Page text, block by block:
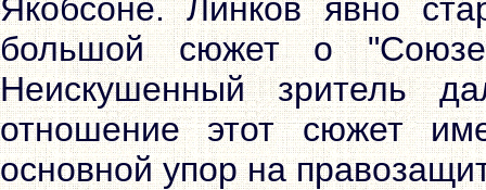
Якобсоне. Линков явно
большой сюжет о
Неискушенный зритель
отношение этот сюжет
основной упор на